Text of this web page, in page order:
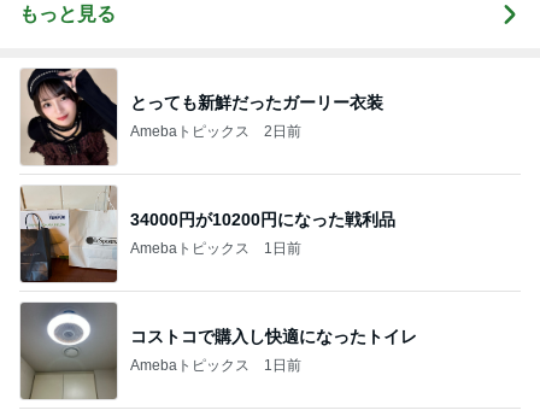
もっと見る
とっても新鮮だったガーリー衣装
Amebaトピックス 2日前
34000円が10200円になった戦利品
Amebaトピックス 1日前
コストコで購入し快適になったトイレ
Amebaトピックス 1日前